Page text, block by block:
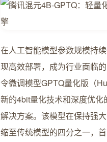
在人工智能模型参数规模持
现高效部署，成为行业面临
令微调模型GPTQ量化版（
新的4bit量化技术和深度优
解决方案。该模型在保持强
缩至传统模型的四分之一，